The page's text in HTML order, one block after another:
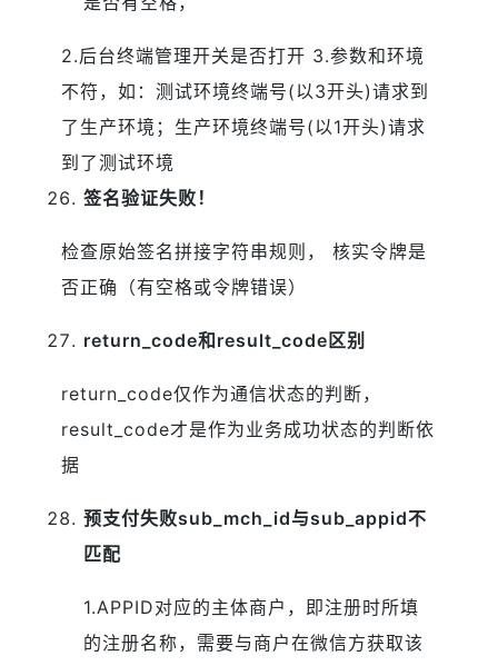
2.后台终端管理开关是否打开 3.参数和环境
不符，如：测试环境终端号(以3开头)请求到
了生产环境；生产环境终端号(以1开头)请求
到了测试环境
签名验证失败！
检查原始签名拼接字符串规则， 核实令牌是
否正确（有空格或令牌错误）
return_code和result_code区别
return_code仅作为通信状态的判断，
result_code才是作为业务成功状态的判断依
据
预支付失败sub_mch_id与sub_appid不
匹配
1.APPID对应的主体商户，即注册时所填
的注册名称，需要与商户在微信方获取该